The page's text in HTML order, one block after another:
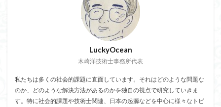
LuckyOcean
木崎洋技術士事務所代表
私たちは多くの社会的課題に直面しています。それはどのような問題な
のか、どのような解決方法があるのかを独自の視点で研究していきま
す。特に社会的課題や技術士関連、日本の起源などを中心に様々なトピ